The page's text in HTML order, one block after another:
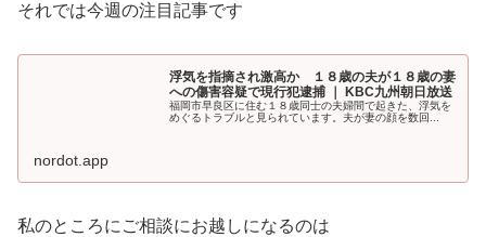
それでは今週の注目記事です
浮気を指摘され激高か １８歳の夫が１８歳の妻
への傷害容疑で現行犯逮捕 ｜ KBC九州朝日放送
福岡市早良区に住む１８歳同士の夫婦間で起きた、浮気を
めぐるトラブルと見られています。夫が妻の顔を数回...
nordot.app
私のところにご相談にお越しになるのは